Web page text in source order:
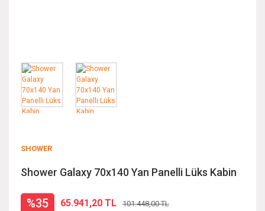
SHOWER
Shower Galaxy 70x140 Yan Panelli Lüks Kabin
%35 65.941,20 TL 101.448,00 TL